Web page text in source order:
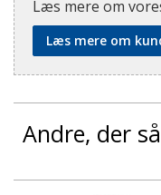
Læs mere om
Læs mere om
Andre, der